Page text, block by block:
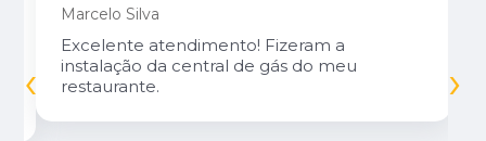
Marcelo Silva
Excelente atendimento! Fizeram a
instalação da central de gás do meu
restaurante.
‹ ›